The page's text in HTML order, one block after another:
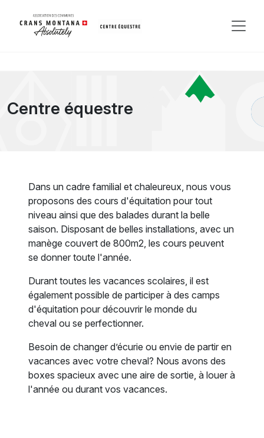
Centre équestre
Dans un cadre familial et chaleureux, nous vous
proposons des cours d'équitation pour tout
niveau ainsi que des balades durant la belle
saison. Disposant de belles installations, avec un
manège couvert de 800m2, les cours peuvent
se donner toute l'année.
Durant toutes les vacances scolaires, il est
également possible de participer à des camps
d'équitation pour découvrir le monde du
cheval ou se perfectionner.
Besoin de changer d’écurie ou envie de partir en
vacances avec votre cheval? Nous avons des
boxes spacieux avec une aire de sortie, à louer à
l'année ou durant vos vacances.